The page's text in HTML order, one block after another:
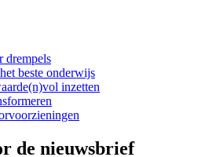
drempels
beste onderwijs
inzetten
de nieuwsbrief